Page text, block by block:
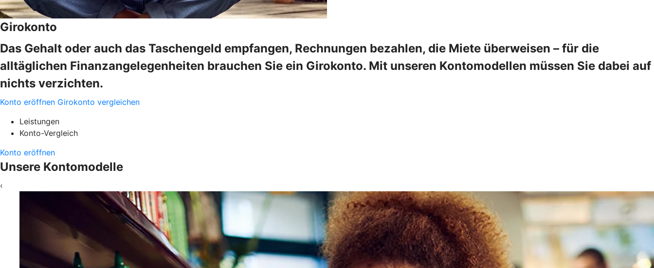
Girokonto
Das Gehalt oder auch das Taschengeld empfangen, Rechnungen bezahlen, die Miete überweisen – für die
alltäglichen Finanzangelegenheiten brauchen Sie ein Girokonto. Mit unseren Kontomodellen müssen Sie dabei auf
nichts verzichten.
Konto eröffnen Girokonto vergleichen
Leistungen
Konto-Vergleich
Konto eröffnen
Unsere Kontomodelle
‹